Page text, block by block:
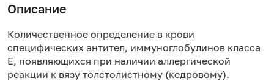
Описание
Количественное определение в крови
специфических антител, иммуноглобулинов класса
E, появляющихся при наличии аллергической
реакции к вязу толстолистному (кедровому).